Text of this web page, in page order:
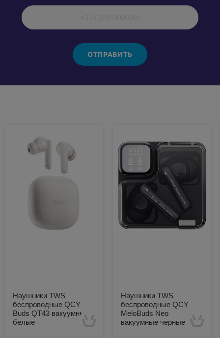
ОТПРАВИТЬ
Наушники TWS
беспроводные QCY
Buds QT43 вакуумные
белые
Наушники TWS
беспроводные QCY
MeloBuds Neo
вакуумные черные